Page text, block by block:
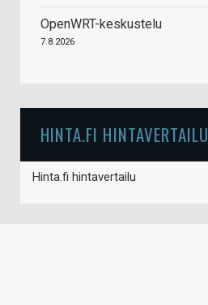
OpenWRT-keskustelu
7.8.2026
HINTA.FI HINTAVERTAILU
Hinta.fi hintavertailu